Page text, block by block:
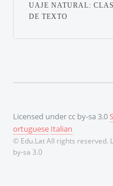
UAJE NATURAL:
DE TEXTO
Licensed under cc by-sa 3.0
ortuguese Italian
© Edu.Lat All rights reserved.
by-sa 3.0